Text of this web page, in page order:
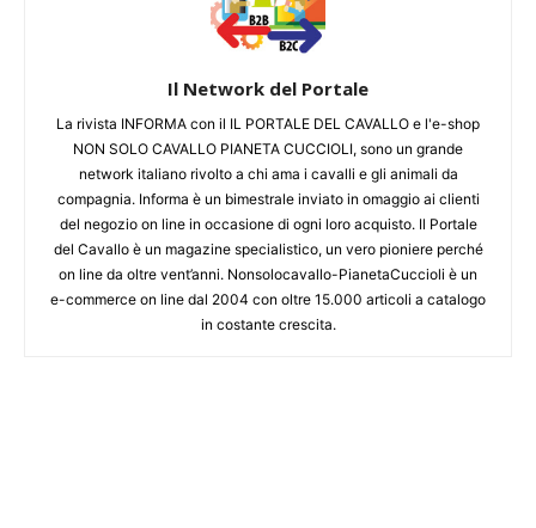
Il Network del Portale
La rivista INFORMA con il IL PORTALE DEL CAVALLO e l'e-shop
NON SOLO CAVALLO PIANETA CUCCIOLI, sono un grande
network italiano rivolto a chi ama i cavalli e gli animali da
compagnia. Informa è un bimestrale inviato in omaggio ai clienti
del negozio on line in occasione di ogni loro acquisto. Il Portale
del Cavallo è un magazine specialistico, un vero pioniere perché
on line da oltre vent’anni. Nonsolocavallo-PianetaCuccioli è un
e-commerce on line dal 2004 con oltre 15.000 articoli a catalogo
in costante crescita.